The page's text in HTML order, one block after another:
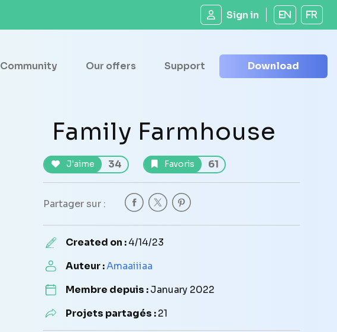
Sign in EN FR
Community Our offers Support Download
Family Farmhouse
J'aime 34 Favoris 61
Partager sur :
Created on :4/14/23
Auteur :Amaaiiiaa
Membre depuis :January 2022
Projets partagés :21